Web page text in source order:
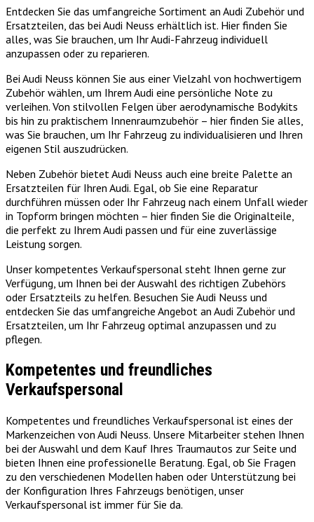
Entdecken Sie das umfangreiche Sortiment an Audi Zubehör und
Ersatzteilen, das bei Audi Neuss erhältlich ist. Hier finden Sie
alles, was Sie brauchen, um Ihr Audi-Fahrzeug individuell
anzupassen oder zu reparieren.
Bei Audi Neuss können Sie aus einer Vielzahl von hochwertigem
Zubehör wählen, um Ihrem Audi eine persönliche Note zu
verleihen. Von stilvollen Felgen über aerodynamische Bodykits
bis hin zu praktischem Innenraumzubehör – hier finden Sie alles,
was Sie brauchen, um Ihr Fahrzeug zu individualisieren und Ihren
eigenen Stil auszudrücken.
Neben Zubehör bietet Audi Neuss auch eine breite Palette an
Ersatzteilen für Ihren Audi. Egal, ob Sie eine Reparatur
durchführen müssen oder Ihr Fahrzeug nach einem Unfall wieder
in Topform bringen möchten – hier finden Sie die Originalteile,
die perfekt zu Ihrem Audi passen und für eine zuverlässige
Leistung sorgen.
Unser kompetentes Verkaufspersonal steht Ihnen gerne zur
Verfügung, um Ihnen bei der Auswahl des richtigen Zubehörs
oder Ersatzteils zu helfen. Besuchen Sie Audi Neuss und
entdecken Sie das umfangreiche Angebot an Audi Zubehör und
Ersatzteilen, um Ihr Fahrzeug optimal anzupassen und zu
pflegen.
Kompetentes und freundliches
Verkaufspersonal
Kompetentes und freundliches Verkaufspersonal ist eines der
Markenzeichen von Audi Neuss. Unsere Mitarbeiter stehen Ihnen
bei der Auswahl und dem Kauf Ihres Traumautos zur Seite und
bieten Ihnen eine professionelle Beratung. Egal, ob Sie Fragen
zu den verschiedenen Modellen haben oder Unterstützung bei
der Konfiguration Ihres Fahrzeugs benötigen, unser
Verkaufspersonal ist immer für Sie da.